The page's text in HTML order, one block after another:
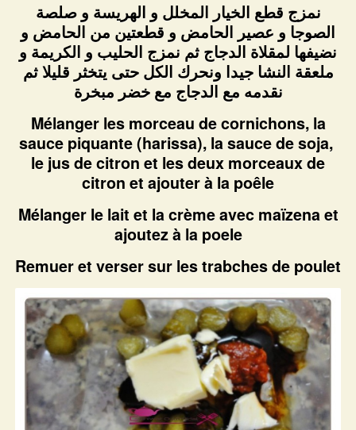
نمزج قطع الخيار المخلل و الهريسة و صلصة
الصوجا و عصير الحامض و قطعتين من الحامض و
نضيفها لمقلاة الدجاج ثم نمزج الحليب و الكريمة و
ملعقة النشا جيدا ونحرك الكل حتى يتخثر قليلا ثم
نقدمه مع الدجاج مع خضر مبخرة
Mélanger les morceau de cornichons, la
sauce piquante (harissa), la sauce de soja,
le jus de citron et les deux morceaux de
citron et ajouter à la poêle
Mélanger le lait et la crème avec maïzena et
ajoutez à la poele
Remuer et verser sur les trabches de poulet